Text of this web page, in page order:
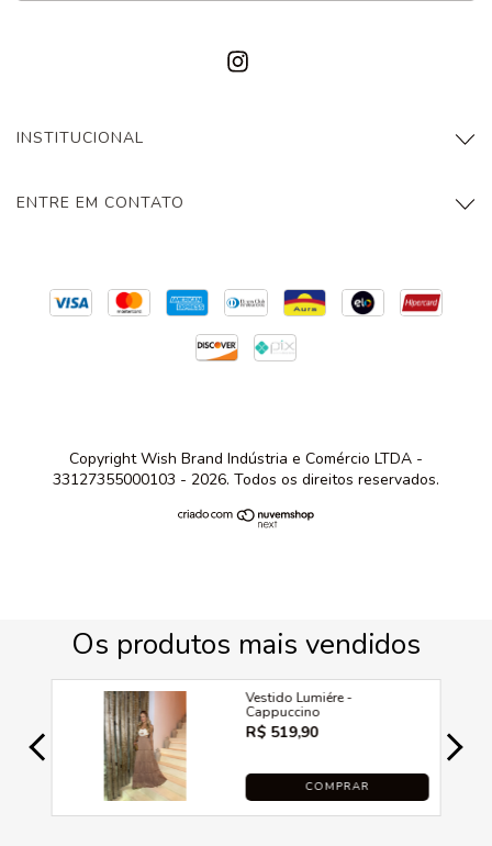
INSTITUCIONAL
ENTRE EM CONTATO
Copyright Wish Brand Indústria e Comércio LTDA -
33127355000103 - 2026. Todos os direitos reservados.